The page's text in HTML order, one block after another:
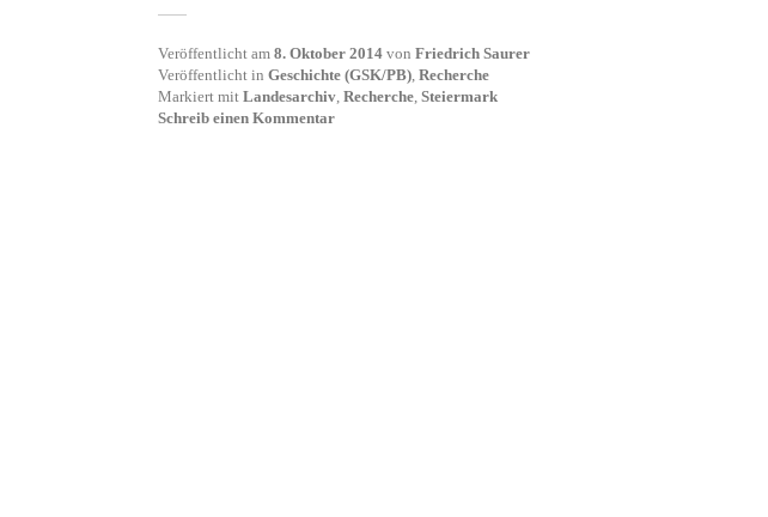
Veröffentlicht am 8. Oktober 2014 von Friedrich Saurer
Veröffentlicht in Geschichte (GSK/PB), Recherche
Markiert mit Landesarchiv, Recherche, Steiermark
Schreib einen Kommentar